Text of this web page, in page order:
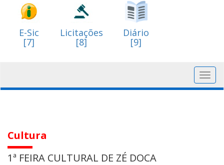
E-Sic
[7]
Licitações
[8]
Diário
[9]
Cultura
1ª FEIRA CULTURAL DE ZÉ DOCA